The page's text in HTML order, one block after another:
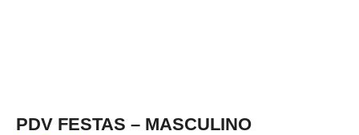
PDV FESTAS – MASCULINO